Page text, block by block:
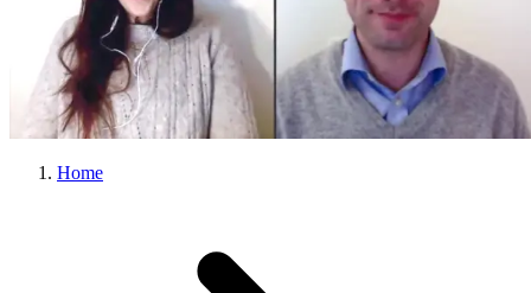
Home